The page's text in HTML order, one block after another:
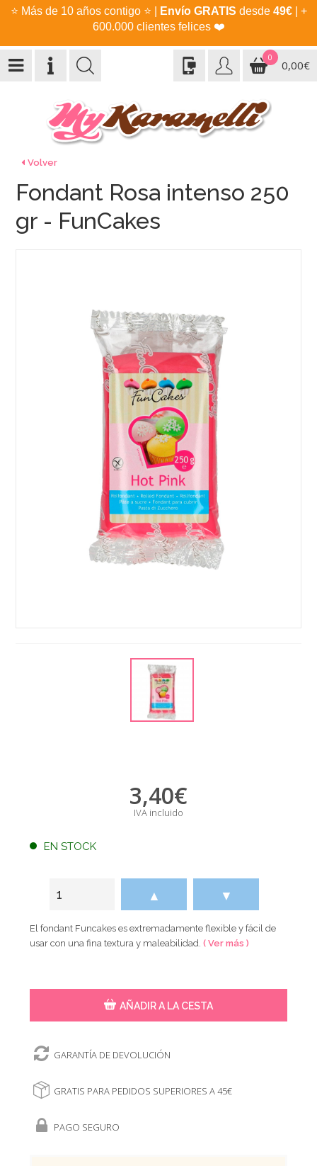
⭐ Más de 10 años contigo ⭐ Envío GRATIS desde 49€| +
600.000 clientes felices ❤️
0
0,00€
Volver
Fondant Rosa intenso 250
gr - FunCakes
3,40€
IVA incluido
EN STOCK
▲ ▼
El fondant Funcakes es extremadamente flexible y fácil de
usar con una fina textura y maleabilidad.( Ver más )
AÑADIR A LA CESTA
GARANTÍA DE DEVOLUCIÓN
GRATIS PARA PEDIDOS SUPERIORES A 45€
PAGO SEGURO